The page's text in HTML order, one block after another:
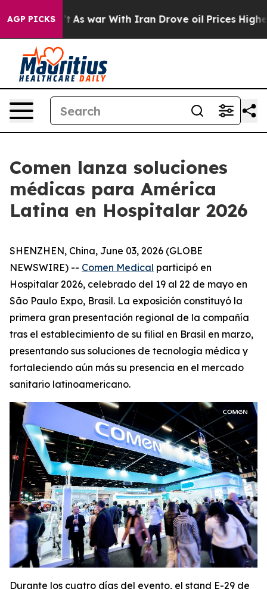
AGP PICKS
Didn’t As war With Iran Drove oil Prices Higher,
Comen lanza soluciones
médicas para América
Latina en Hospitalar 2026
SHENZHEN, China, June 03, 2026 (GLOBE
NEWSWIRE) -- Comen Medical participó en
Hospitalar 2026, celebrado del 19 al 22 de mayo en
São Paulo Expo, Brasil. La exposición constituyó la
primera gran presentación regional de la compañía
tras el establecimiento de su filial en Brasil en marzo,
presentando sus soluciones de tecnología médica y
fortaleciendo aún más su presencia en el mercado
sanitario latinoamericano.
Durante los cuatro días del evento, el stand E-29 de